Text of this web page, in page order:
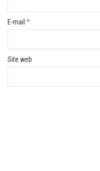
E-mail *
Site web